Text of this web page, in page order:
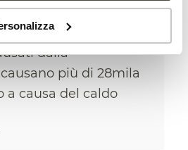
e Sud-Est asiatico.
delle
dalla
più di 28mila
a causa del caldo